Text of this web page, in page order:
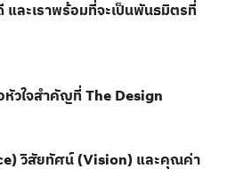
และเราพร้อมที่จะเป็นพันธมิตรที่
หัวใจสำคัญที่ The Design
วิสัยทัศน์ (Vision) และคุณค่า